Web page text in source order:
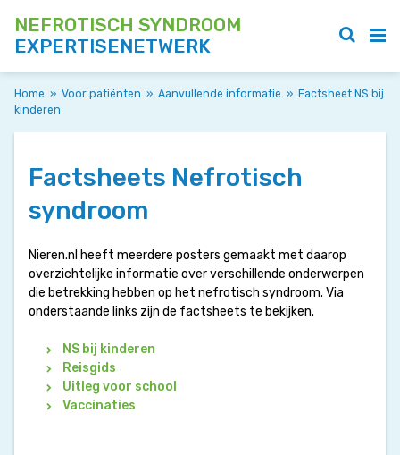
NEFROTISCH SYNDROOM
EXPERTISENETWERK
Home » Voor patiënten » Aanvullende informatie » Factsheet NS bij
kinderen
Factsheets Nefrotisch
syndroom
Nieren.nl heeft meerdere posters gemaakt met daarop
overzichtelijke informatie over verschillende onderwerpen
die betrekking hebben op het nefrotisch syndroom. Via
onderstaande links zijn de factsheets te bekijken.
NS bij kinderen
Reisgids
Uitleg voor school
Vaccinaties